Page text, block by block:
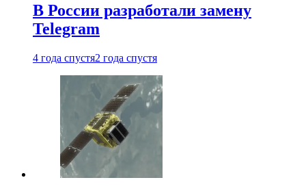
В России разработали замену
Telegram
4 года спустя2 года спустя